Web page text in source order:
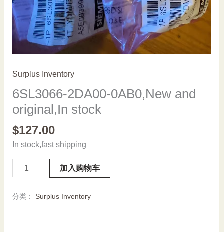
Surplus Inventory
6SL3066-2DA00-0AB0,New and
original,In stock
$127.00
In stock,fast shipping
6SL3066-
2DA00-
and
加入购物车
分类： Surplus Inventory